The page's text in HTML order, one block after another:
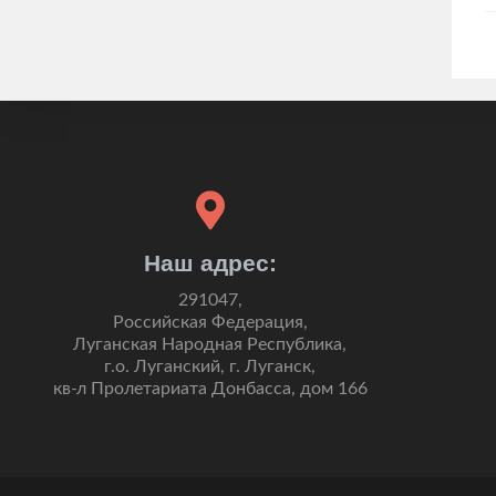
Наш адрес:
291047,
Российская Федерация,
Луганская Народная Республика,
г.о. Луганский, г. Луганск,
кв-л Пролетариата Донбасса, дом 166